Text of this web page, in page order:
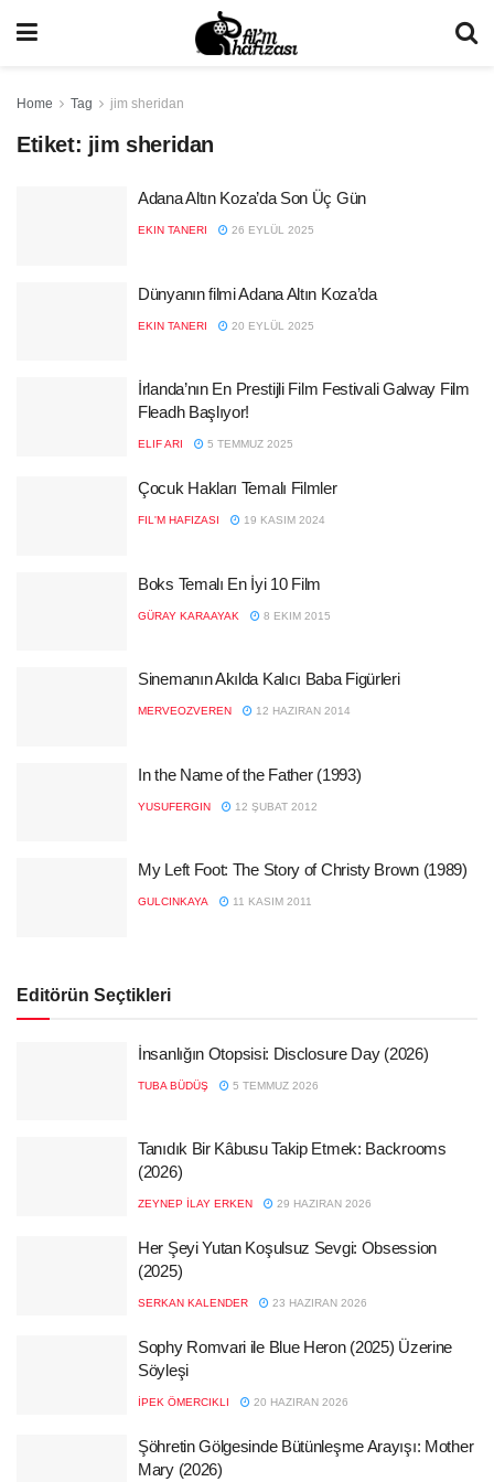
Home Tag jim sheridan
Etiket: jim sheridan
Adana Altın Koza’da Son Üç Gün
EKIN TANERI 26 EYLÜL 2025
Dünyanın filmi Adana Altın Koza’da
EKIN TANERI 20 EYLÜL 2025
İrlanda’nın En Prestijli Film Festivali Galway Film
Fleadh Başlıyor!
ELIF ARI 5 TEMMUZ 2025
Çocuk Hakları Temalı Filmler
FIL'M HAFIZASI 19 KASIM 2024
Boks Temalı En İyi 10 Film
GÜRAY KARAAYAK 8 EKIM 2015
Sinemanın Akılda Kalıcı Baba Figürleri
MERVEOZVEREN 12 HAZIRAN 2014
In the Name of the Father (1993)
YUSUFERGIN 12 ŞUBAT 2012
My Left Foot: The Story of Christy Brown (1989)
GULCINKAYA 11 KASIM 2011
Editörün Seçtikleri
İnsanlığın Otopsisi: Disclosure Day (2026)
TUBA BÜDÜŞ 5 TEMMUZ 2026
Tanıdık Bir Kâbusu Takip Etmek: Backrooms
(2026)
ZEYNEP İLAY ERKEN 29 HAZIRAN 2026
Her Şeyi Yutan Koşulsuz Sevgi: Obsession
(2025)
SERKAN KALENDER 23 HAZIRAN 2026
Sophy Romvari ile Blue Heron (2025) Üzerine
Söyleşi
İPEK ÖMERCIKLI 20 HAZIRAN 2026
Şöhretin Gölgesinde Bütünleşme Arayışı: Mother
Mary (2026)